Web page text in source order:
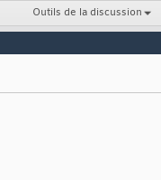
Outils de la discussion